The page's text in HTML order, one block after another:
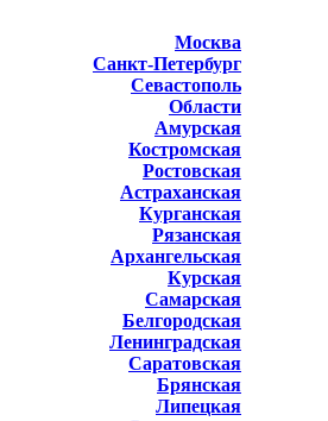
Москва
Санкт-Петербург
Севастополь
Области
Амурская
Костромская
Ростовская
Астраханская
Курганская
Рязанская
Архангельская
Курская
Самарская
Белгородская
Ленинградская
Саратовская
Брянская
Липецкая